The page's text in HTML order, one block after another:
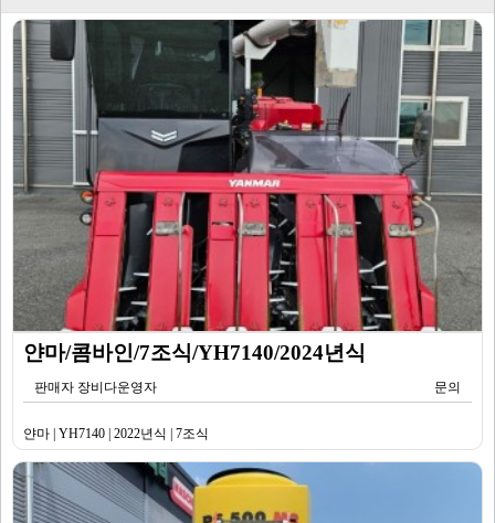
얀마/콤바인/7조식/YH7140/2024년식
판매자 장비다운영자 문의
얀마 | YH7140 | 2022년식 | 7조식